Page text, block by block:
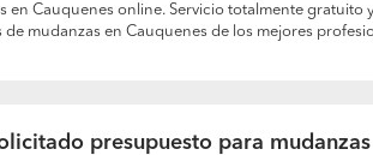
en Cauquenes online. Servicio totalmente gratuito
de mudanzas en Cauquenes de los mejores
presupuesto para